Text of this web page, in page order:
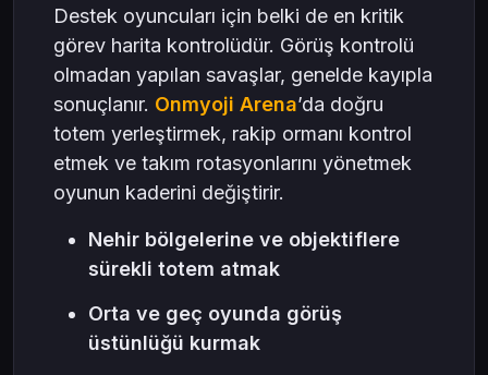
Destek oyuncuları için belki de en kritik
görev harita kontrolüdür. Görüş kontrolü
olmadan yapılan savaşlar, genelde kayıpla
sonuçlanır. Onmyoji Arena’da doğru
totem yerleştirmek, rakip ormanı kontrol
etmek ve takım rotasyonlarını yönetmek
oyunun kaderini değiştirir.
Nehir bölgelerine ve objektiflere
sürekli totem atmak
Orta ve geç oyunda görüş
üstünlüğü kurmak